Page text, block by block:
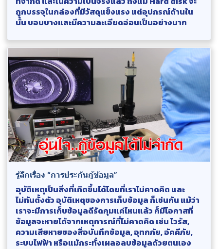
ถูกบรรจุในกล่องที่มีวัสดุแข็งแรง แต่อุปกรณ์ด้านใน
นั้น บอบบางและมีความละเอียดอ่อนเป็นอย่างมาก
รู้ลึกเรื่อง “การประกันกู้ข้อมูล”
อุบัติเหตุเป็นสิ่งที่เกิดขึ้นได้โดยที่เราไม่คาดคิด และ
ไม่ทันตั้งตัว อุบัติเหตุของการเก็บข้อมูล ก็เช่นกัน แม้ว่า
เราจะมีการเก็บข้อมูลดีรัดกุมแค่ไหนแล้ว ก็มีโอกาสที่
ข้อมูลจะหายได้จากเหตุการณ์ที่ไม่คาดคิด เช่น ไวรัส,
ความเสียหายของสื่อบันทึกข้อมูล, อุทกภัย, อัคคีภัย,
ระบบไฟฟ้า หรือแม้กระทั่งเผลอลบข้อมูลด้วยตนเอง